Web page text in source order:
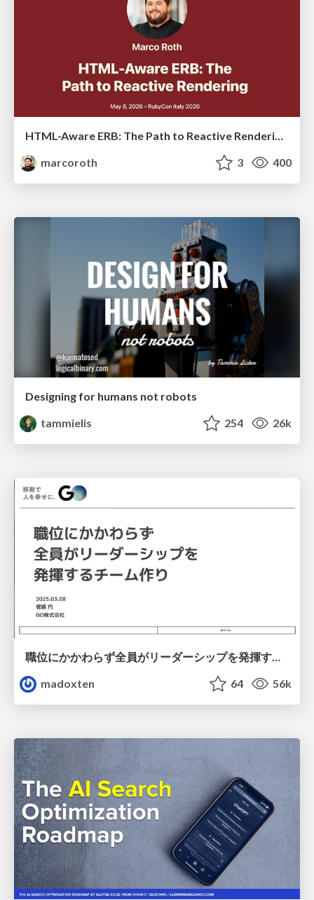
marcoroth
3 400
Designing for humans not robots
tammielis
254 26k
職位にかかわらず全員がリーダーシップを発揮するチーム作り / Building a team where everyone can demonstrate leadership regardless of position
madoxten
64 56k